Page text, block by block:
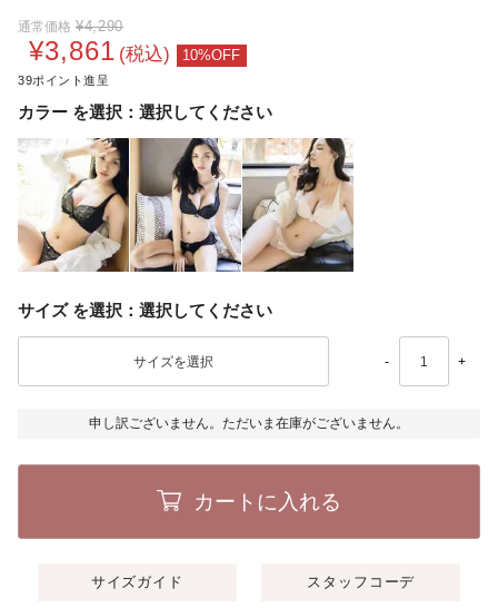
通常価格 ¥4,290
¥3,861 税込
39
カラー 選択してください
サイズ 選択してください
- +
申し訳ございません。ただいま在庫がございません。
カートに入れる
サイズガイド スタッフコーデ